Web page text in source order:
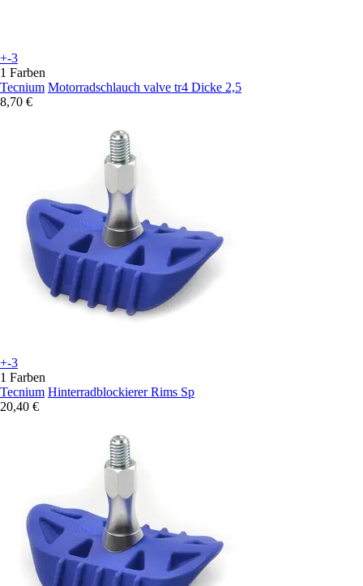
+-3
1 Farben
Tecnium Motorradschlauch valve tr4 Dicke 2,5
8,70 €
+-3
1 Farben
Tecnium Hinterradblockierer Rims Sp
20,40 €